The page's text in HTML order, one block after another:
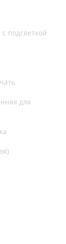
подсветкой
для